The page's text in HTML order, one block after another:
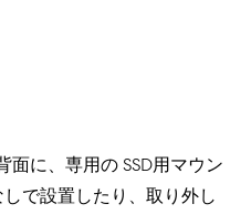
面に、専用の SSD用マウン
で設置したり、取り外し